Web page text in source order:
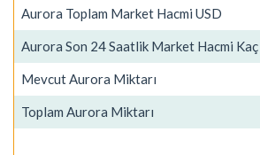
Aurora Toplam Market Hacmi USD
Aurora Son 24 Saatlik Market Hacmi
Mevcut Aurora Miktarı
Toplam Aurora Miktarı